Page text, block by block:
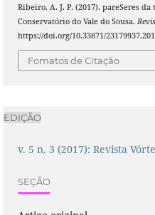
Ribeiro, A. J. P. (2017). pareSeres
Conservatório do Vale do Sousa.
https://doi.org/10.33871/
Fomatos de Citação
EDIÇÃO
v. 5 n. 3 (2017): Revista
SEÇÃO